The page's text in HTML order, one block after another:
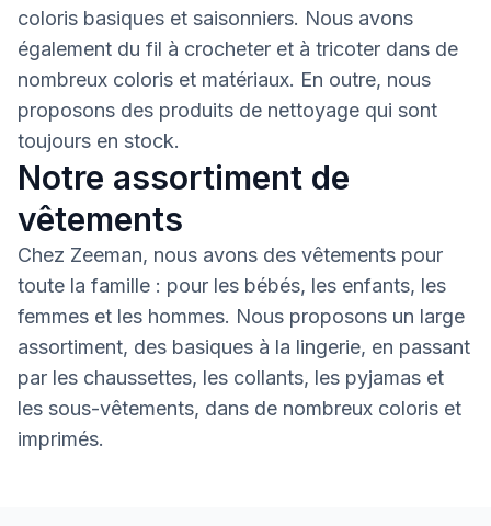
coloris basiques et saisonniers. Nous avons
également du fil à crocheter et à tricoter dans de
nombreux coloris et matériaux. En outre, nous
proposons des produits de nettoyage qui sont
toujours en stock.
Notre assortiment de
vêtements
Chez Zeeman, nous avons des vêtements pour
toute la famille : pour les bébés, les enfants, les
femmes et les hommes. Nous proposons un large
assortiment, des basiques à la lingerie, en passant
par les chaussettes, les collants, les pyjamas et
les sous-vêtements, dans de nombreux coloris et
imprimés.